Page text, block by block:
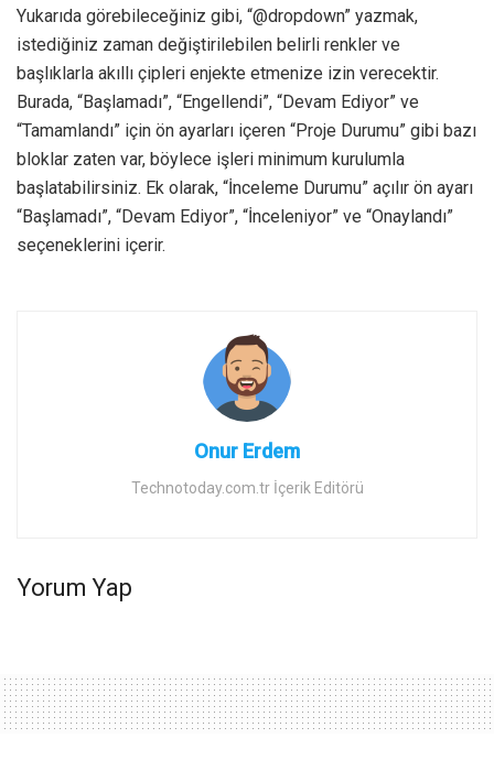
Yukarıda görebileceğiniz gibi, “@dropdown” yazmak,
istediğiniz zaman değiştirilebilen belirli renkler ve
başlıklarla akıllı çipleri enjekte etmenize izin verecektir.
Burada, “Başlamadı”, “Engellendi”, “Devam Ediyor” ve
“Tamamlandı” için ön ayarları içeren “Proje Durumu” gibi bazı
bloklar zaten var, böylece işleri minimum kurulumla
başlatabilirsiniz. Ek olarak, “İnceleme Durumu” açılır ön ayarı
“Başlamadı”, “Devam Ediyor”, “İnceleniyor” ve “Onaylandı”
seçeneklerini içerir.
Onur Erdem
Technotoday.com.tr İçerik Editörü
Yorum Yap